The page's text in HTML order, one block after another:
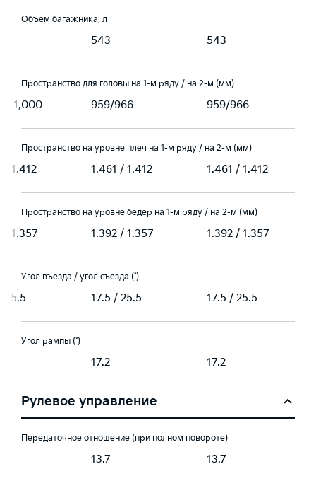
Объём багажника, л
543 543
Пространство для головы на 1-м ряду / на 2-м (мм)
/ 1,000 959/966 959/966
Пространство на уровне плеч на 1-м ряду / на 2-м (мм)
/ 1.412 1.461 / 1.412 1.461 / 1.412
Пространство на уровне бёдер на 1-м ряду / на 2-м (мм)
/ 1.357 1.392 / 1.357 1.392 / 1.357
Угол въезда / угол съезда (˚)
25.5 17.5 / 25.5 17.5 / 25.5
Угол рампы (˚)
17.2 17.2
Рулевое управление
Передаточное отношение (при полном повороте)
13.7 13.7